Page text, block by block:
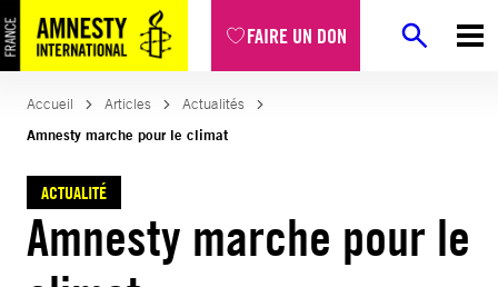
FAIRE UN DON
Aller
au
contenu
Accueil Articles
Actualités
Amnesty marche pour le climat
ACTUALITÉ
Amnesty marche pour le